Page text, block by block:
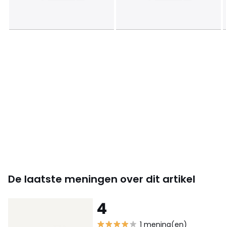
Monteerplan
De laatste meningen over dit artikel
4
1 mening(en)